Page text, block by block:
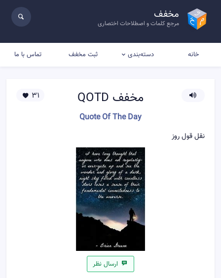
مخفف
مرجع کلمات و اصطلاحات اختصاری
خانه دسته‌بندی ثبت مخفف تماس با ما
مخفف QOTD
Quote Of The Day
31
نقل قول روز
ارسال نظر